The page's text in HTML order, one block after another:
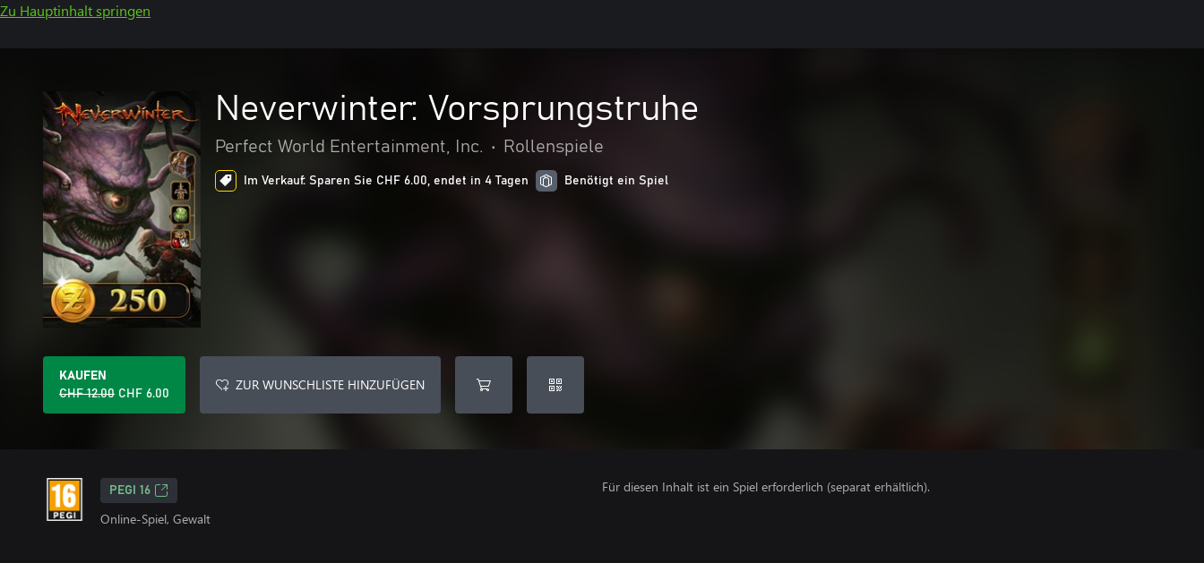
Zu Hauptinhalt springen
Neverwinter: Vorsprungstruhe
Perfect World Entertainment, Inc. • Rollenspiele
Im Verkauf: Sparen Sie CHF 6.00, endet in 4 Tagen Benötigt ein Spiel
KAUFEN
CHF 12.00 CHF 6.00
ZUR WUNSCHLISTE HINZUFÜGEN
PEGI 16
Online-Spiel, Gewalt
Für diesen Inhalt ist ein Spiel erforderlich (separat erhältlich).